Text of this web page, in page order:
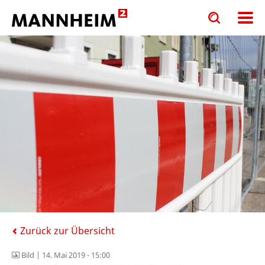
Toggle
search
input
form
Toggle
search
input
Zurück zur Übersicht
Bild | 14. Mai 2019 - 15:00